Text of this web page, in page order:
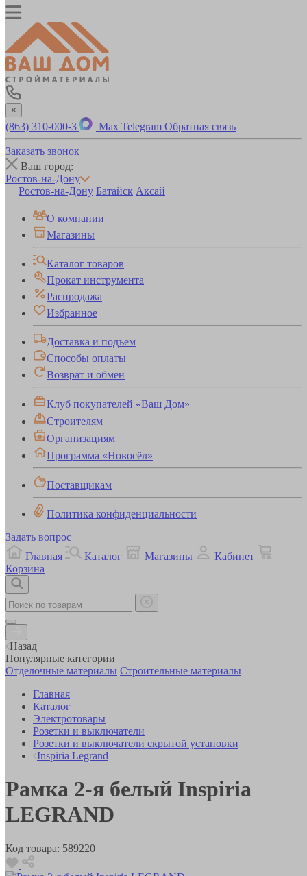
×
(863) 310-000-3 Max Telegram Обратная связь
Заказать звонок
Ваш город:
Ростов-на-Дону
Ростов-на-Дону Батайск Аксай
О компании
Магазины
Каталог товаров
Прокат инструмента
Распродажа
Избранное
Доставка и подъем
Способы оплаты
Возврат и обмен
Клуб покупателей «Ваш Дом»
Строителям
Организациям
Программа «Новосёл»
Поставщикам
Политика конфиденциальности
Задать вопрос
Главная
Каталог Магазины
Кабинет
Корзина
Назад
Популярные категории
Отделочные материалы Строительные материалы
Главная
Каталог
Электротовары
Розетки и выключатели
Розетки и выключатели скрытой установки
Inspiria Legrand
Рамка 2-я белый Inspiria
LEGRAND
Код товара: 589220